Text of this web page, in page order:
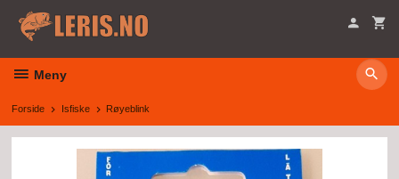
innholdet
Meny
Forside Isfiske Røyeblink